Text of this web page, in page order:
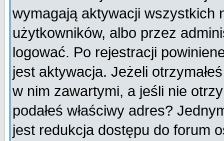
wymagają aktywacji wszystkich
użytkowników, albo przez
logować. Po rejestracji
jest aktywacja. Jeżeli
w nim zawartymi, a jeśli nie
podałeś właściwy adres?
jest redukcja dostępu do forum